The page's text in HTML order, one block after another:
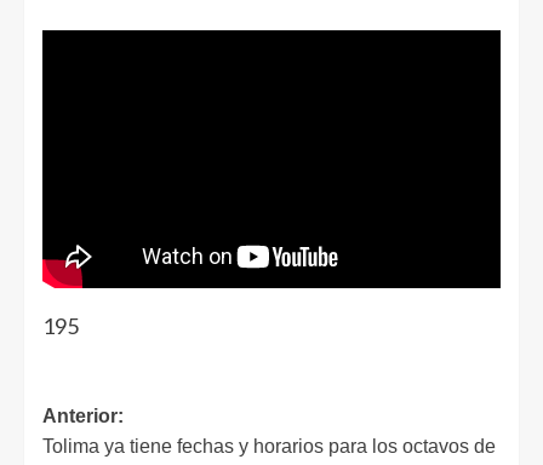
195
Anterior:
Tolima ya tiene fechas y horarios para los octavos de